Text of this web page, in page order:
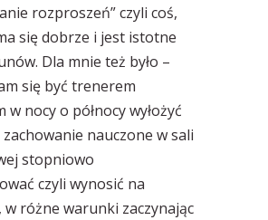
rozproszeń” czyli coś,
się dobrze i jest istotne
Dla mnie też było –
się być trenerem
w nocy o północy wyłożyć
nauczone w sali
stopniowo
czyli wynosić na
w różne warunki zaczynając